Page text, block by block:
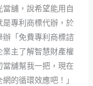
舖，說希望能用自
是專利商標代辦，於
「免費專利商標諮
主了解智慧財產權
舖幫我一把，現在
的循環效應吧！」